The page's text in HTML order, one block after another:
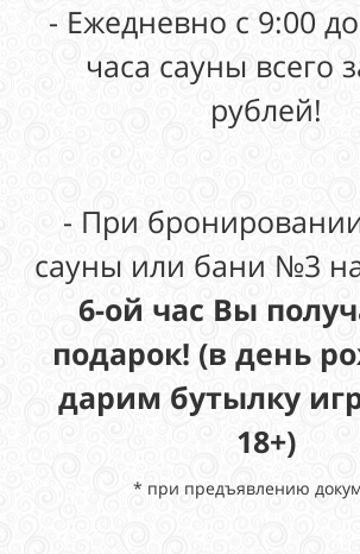
- Ежедневно с 9:00
часа сауны всего
рублей!
- При
сауны или бани №3
6-ой час Вы
подарок! (в день
дарим бутылку
18+)
* при предъявлению